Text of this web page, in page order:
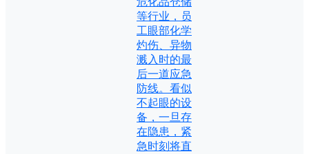
等行业，员
工眼部化学
灼伤、异物
溅入时的最
后一道应急
防线。看似
不起眼的设
备，一旦存
在隐患，紧
急时刻将直